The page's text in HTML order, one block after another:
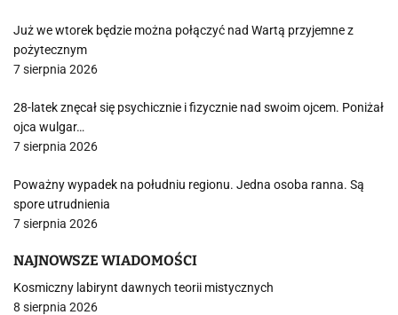
Już we wtorek będzie można połączyć nad Wartą przyjemne z
pożytecznym
7 sierpnia 2026
28-latek znęcał się psychicznie i fizycznie nad swoim ojcem. Poniżał
ojca wulgar…
7 sierpnia 2026
Poważny wypadek na południu regionu. Jedna osoba ranna. Są
spore utrudnienia
7 sierpnia 2026
NAJNOWSZE WIADOMOŚCI
Kosmiczny labirynt dawnych teorii mistycznych
8 sierpnia 2026